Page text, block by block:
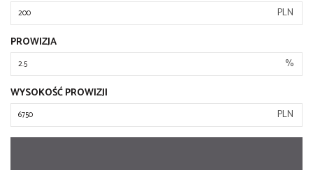
PLN
PROWIZJA
%
WYSOKOŚĆ PROWIZJI
PLN